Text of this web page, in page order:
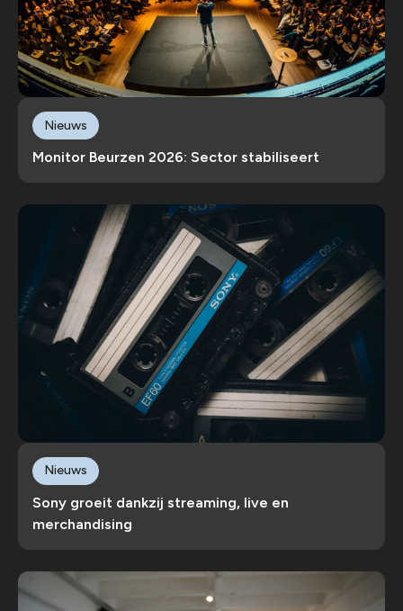
Monitor Beurzen 2026: Sector stabiliseert
Nieuws
Sony groeit dankzij streaming, live en
merchandising
Nieuws